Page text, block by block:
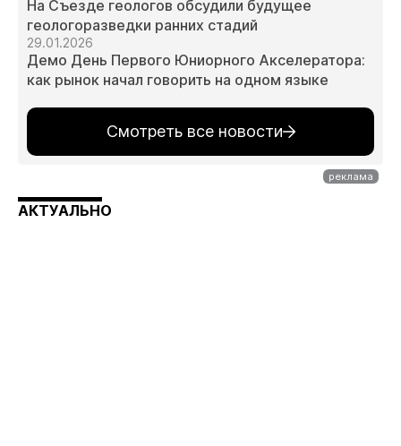
На Съезде геологов обсудили будущее
геологоразведки ранних стадий
29.01.2026
Демо День Первого Юниорного Акселератора:
как рынок начал говорить на одном языке
Смотреть все новости
АКТУАЛЬНО